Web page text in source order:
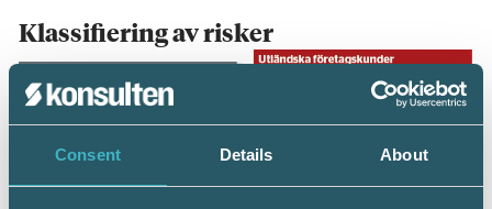
Consent Details About
Klassifiering av risker